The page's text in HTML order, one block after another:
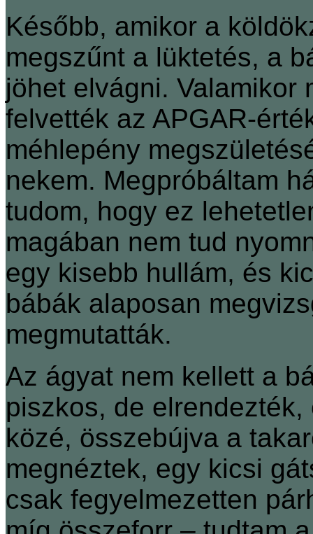
Később, amikor a
megszűnt a lüktetés, a
jöhet elvágni. Valamikor
felvették az APGAR-
méhlepény
nekem. Megpróbáltam
tudom, hogy ez
magában nem tud
egy kisebb hullám, és
bábák alaposan
megmutatták.
Az ágyat nem kellett a
piszkos, de
közé, összebújva a
megnéztek, egy kicsi
csak fegyelmezetten